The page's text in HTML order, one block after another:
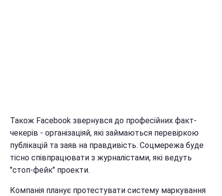
Також Facebook звернувся до професійних факт-
чекерів - організаціяй, які займаються перевіркою
публікацій та заяв на правдивість. Соцмережа буде
тісно співпрацювати з журналістами, які ведуть
"стоп-фейк" проекти.
Компанія планує протестувати систему маркування